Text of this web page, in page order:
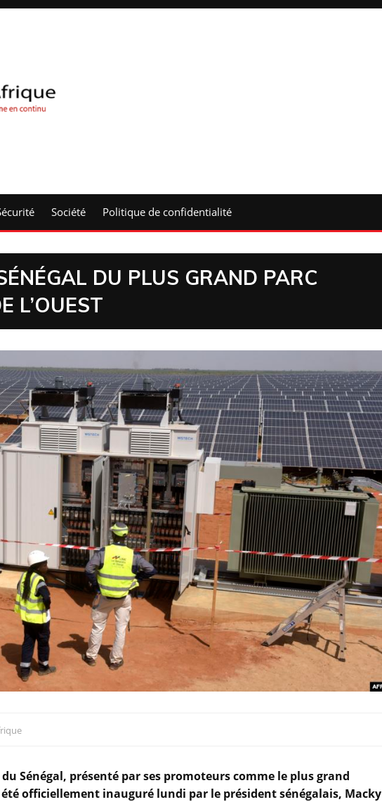
Société Politique de confidentialité
DU PLUS GRAND PARC
L’OUEST
Sénégal, présenté par ses promoteurs comme le plus grand
officiellement inauguré lundi par le président sénégalais, Macky